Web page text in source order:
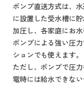
ポンプ直送方式は、
に設置した受水槽に
加圧し、各家庭にお水
ポンプによる強い圧
ションでも使えます。
ただし、ポンプで圧
電時には給水できない